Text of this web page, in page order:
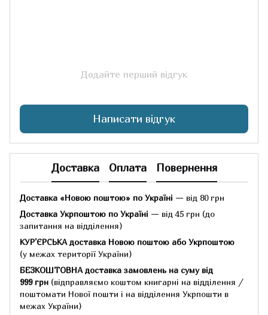
Додайте перший відгук
Написати відгук
Доставка Оплата Повернення
Доставка «Новою поштою» по Україні — від 80 грн
Доставка Укрпоштою по Україні — від 45 грн (до
запитання на відділення)
КУР'ЄРСЬКА доставка Новою поштою або Укрпоштою
(у межах території України)
БЕЗКОШТОВНА доставка замовлень на суму від
999 грн (відправляємо коштом книгарні на відділення /
поштомати Нової пошти і на відділення Укрпошти в
межах України)